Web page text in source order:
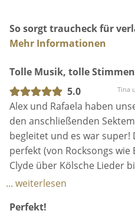
So sorgt traucheck für
Mehr Informationen
Tolle Musik, tolle Stimmen
5.0
Tina
Alex und Rafaela haben
den anschließenden
begleitet und es war super!
perfekt (von Rocksongs
Clyde über Kölsche Lieder
Stimmen und die Gitarre
beiden super sympathisch
... weiterlesen
Perfekt!